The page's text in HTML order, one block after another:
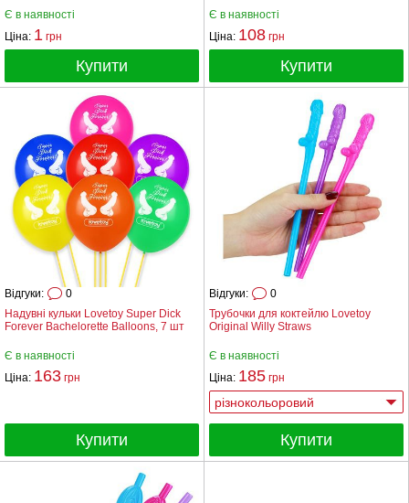
Є в наявності
Ціна: 1 грн
Купити
Є в наявності
Ціна: 108 грн
Купити
Надувні кульки Lovetoy Super Dick
Forever Bachelorette Balloons, 7 шт
Відгуки: 0
Є в наявності
Ціна: 163 грн
Купити
Трубочки для коктейлю Lovetoy
Original Willy Straws
Відгуки: 0
Є в наявності
Ціна: 185 грн
Купити